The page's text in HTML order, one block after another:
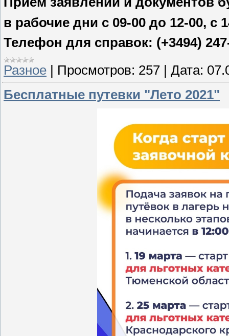
в рабочие дни с 09-00 до 12-00, с
Телефон для справок: (+3494)
Разное
Просмотров: 257 Дата:
Бесплатные путевки "Лето 2021"